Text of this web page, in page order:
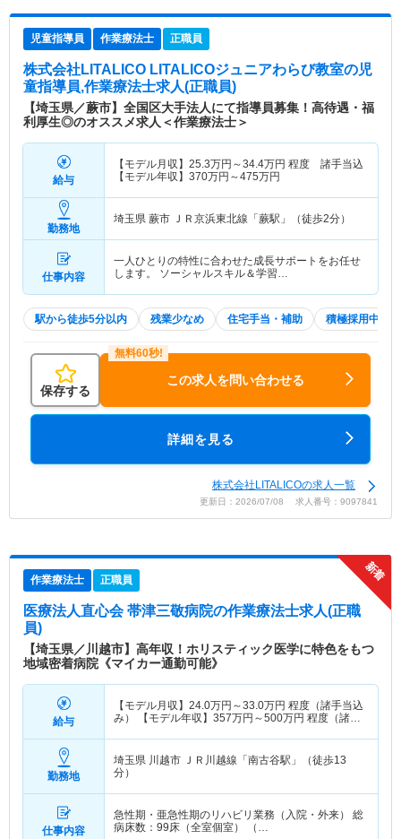
児童指導員 作業療法士 正職員
株式会社LITALICO LITALICOジュニアわらび教室の児
童指導員,作業療法士求人(正職員)
【埼玉県／蕨市】全国区大手法人にて指導員募集！高待遇・福
利厚生◎のオススメ求人＜作業療法士＞
給与
【モデル月収】 25.3万円～34.4万円 程度 諸手当込
【モデル年収】 370万円～475万円
勤務地
埼玉県 蕨市 ＪＲ京浜東北線「蕨駅」（徒歩2分）
仕事内容
一人ひとりの特性に合わせた成長サポートをお任せ
します。 ソーシャルスキル＆学習…
駅から徒歩5分以内 残業少なめ 住宅手当・補助 積極採用中
保存する
この求人を問い合わせる
詳細を見る
株式会社LITALICOの求人一覧
更新日：2026/07/08 求人番号：9097841
作業療法士 正職員
医療法人直心会 帯津三敬病院の作業療法士求人(正職
員)
【埼玉県／川越市】高年収！ホリスティック医学に特色をもつ
地域密着病院《マイカー通勤可能》
給与
【モデル月収】 24.0万円～33.0万円 程度（諸手当込
み） 【モデル年収】 357万円～500万円 程度（諸手
勤務地
埼玉県 川越市 ＪＲ川越線「南古谷駅」（徒歩13
分）
仕事内容
急性期・亜急性期のリハビリ業務（入院・外来） 総
病床数：99床（全室個室） （…